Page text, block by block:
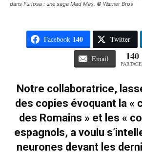
dans Furiosa : une saga Mad Max. © Warner Bros
Facebook 140 Twitter
Email 140
Notre collaboratrice,
des copies évoquant la «
des Romains » et les «
espagnols, a voulu
neurones devant les